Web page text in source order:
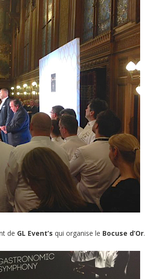
de GL Event’s qui organise le Bocuse d’Or.